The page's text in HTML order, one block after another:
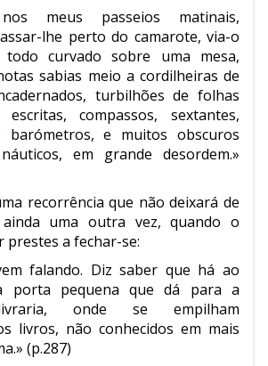
meus passeios matinais,
lhe perto do camarote, via-o
todo curvado sobre uma mesa,
sabias meio a cordilheiras de
turbilhões de folhas
compassos, sextantes,
barómetros, e muitos obscuros
em grande desordem.»
recorrência que não deixará de
ainda uma outra vez, quando o
prestes a fechar-se:
falando. Diz saber que há ao
porta pequena que dá para a
onde se empilham
livros, não conhecidos em mais
(p.287)